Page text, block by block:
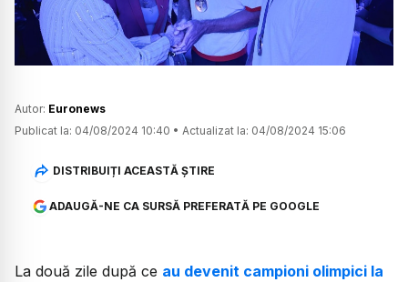
Autor: Euronews
Publicat la: 04/08/2024 10:40 • Actualizat la: 04/08/2024 15:06
DISTRIBUIȚI ACEASTĂ ȘTIRE
ADAUGĂ-NE CA SURSĂ PREFERATĂ PE GOOGLE
La două zile după ce au devenit campioni olimpici la